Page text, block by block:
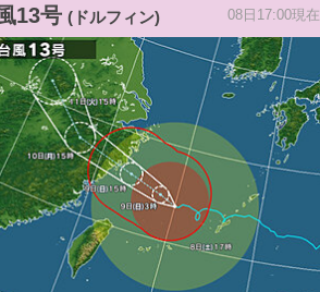
13号 (ドルフィン) 08日17:00現在